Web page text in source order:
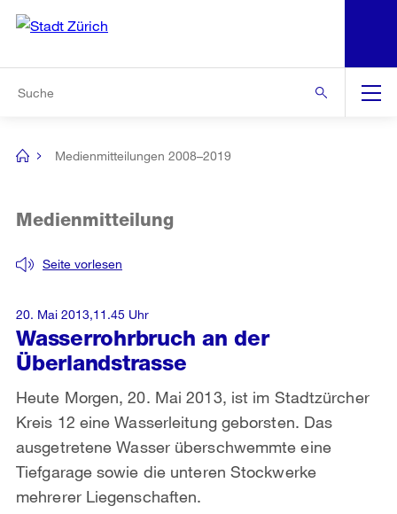
Navigation
[no
Medienmitteilungen 2008–2019
Wasserrohrbruch an der
Überlandstrasse
Seite vorlesen
Medienmitteilung
Heute Morgen, 20. Mai 2013, ist im Stadtzürcher
Kreis 12 eine Wasserleitung geborsten. Das
ausgetretene Wasser überschwemmte eine
Tiefgarage sowie die unteren Stockwerke
mehrerer Liegenschaften.
20. Mai 2013,11.45 Uhr